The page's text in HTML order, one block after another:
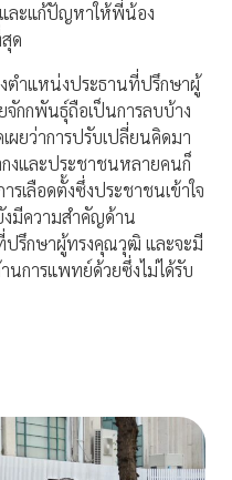
และแก้ปัญหาให้พี่น้อง
ด
งตําแหน่งประธานที่ปรึกษาผู้
กกพันธุ์ถือเป็นการลบบ้าง
ผยว่าการปรับเปลี่ยนคิดมา
งและประชาชนหลายคนก็
รเลือดตั้งซึ่งประชาชนเข้าใจ
งมีความสําคัญด้าน
ปรึกษาผู้ทรงคุณวุฒิ และจะมี
การแพทย์ด้วยซึ่งไม่ได้รับ